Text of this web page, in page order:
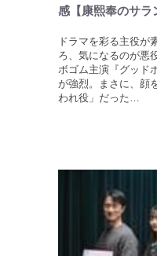
感【康熙奉のサラ
ドラマを彩る主役が
ろ、気になるのが悪
ボゴム主演『グッド
が強烈。まさに、顔
われ役」だった…